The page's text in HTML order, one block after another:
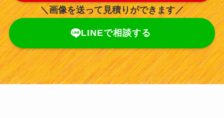
＼画像を送って見積りができます／
LINEで相談する